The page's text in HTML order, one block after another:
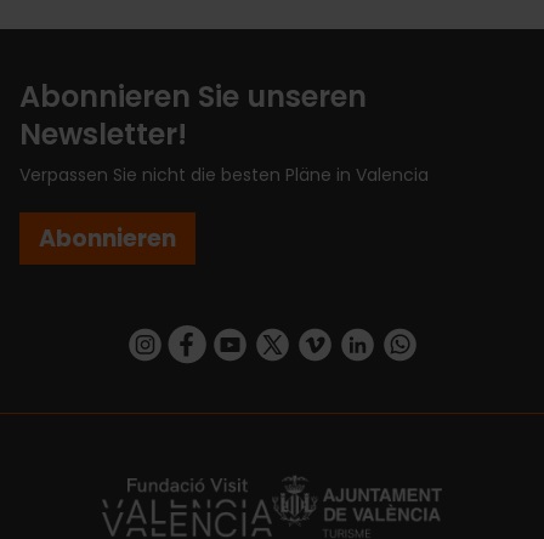
Abonnieren Sie unseren
Newsletter!
Verpassen Sie nicht die besten Pläne in Valencia
Abonnieren
https://www.instagram.com/visit_valencia/
https://www.facebook.com/
https://www.youtube.com/user/
https://twitter.com/_VivaValencia
https://vimeo.com/
https://www.linkedin.com/company/turismo-valencia/https://api.whatsapp.com/send/
https://fundacion.visitvalencia.com/